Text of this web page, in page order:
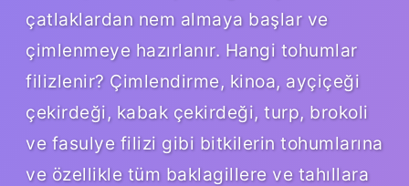
çatlaklardan nem almaya başlar ve
çimlenmeye hazırlanır. Hangi tohumlar
filizlenir? Çimlendirme, kinoa, ayçiçeği
çekirdeği, kabak çekirdeği, turp, brokoli
ve fasulye filizi gibi bitkilerin tohumlarına
ve özellikle tüm baklagillere ve tahıllara